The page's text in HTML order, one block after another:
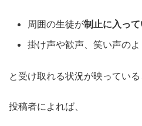
周囲の生徒が制止に入っ
掛け声や歓声、笑い声の
と受け取れる状況が映っている
投稿者によれば、